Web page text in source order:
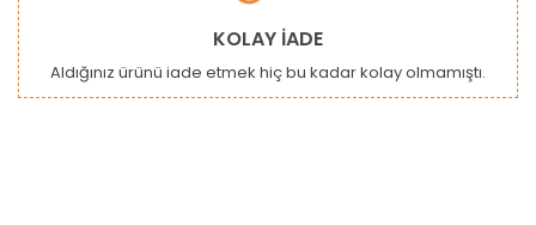
KOLAY İADE
Aldığınız ürünü iade etmek hiç bu kadar kolay olmamıştı.